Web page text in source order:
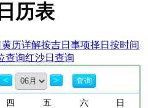
历表
黄历详解按吉日事项择日 按时间
查询红沙日查询
< >
四 五 六 日